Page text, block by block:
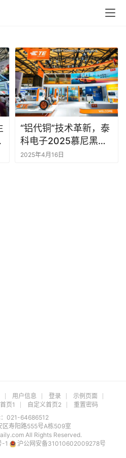
“铝代铜”技术革新，泰
科电子2025慕尼黑上
海电子展示汽车线束新
2025年4月16日
用户信息 登录
示例页面
页1 自定义首页2
重置密码
021-64686512
区寿阳路555号A栋509室
All Rights Reserved.
-1 沪公网安备31010602009278号